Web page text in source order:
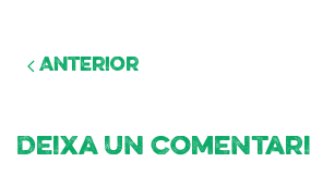
Anterior
Deixa un comentari